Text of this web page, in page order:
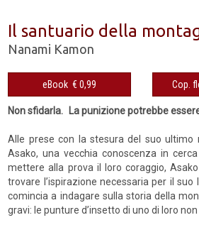
Il santuario della
Nanami Kamon
eBook € 0,99
Non sfidarla. La punizione potrebbe
Alle prese con la stesura del suo
Asako, una vecchia conoscenza in
mettere alla prova il loro coraggio,
trovare l’ispirazione necessaria per il
comincia a indagare sulla storia della
gravi: le punture d’insetto di uno di loro